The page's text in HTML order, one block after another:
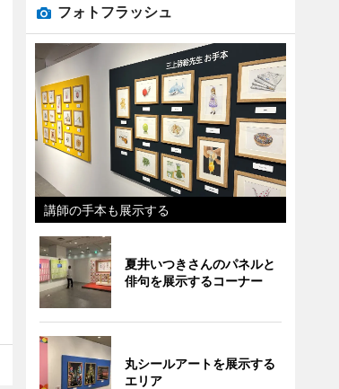
フォトフラッシュ
講師の手本も展示する
夏井いつきさんのパネルと
俳句を展示するコーナー
丸シールアートを展示する
エリア